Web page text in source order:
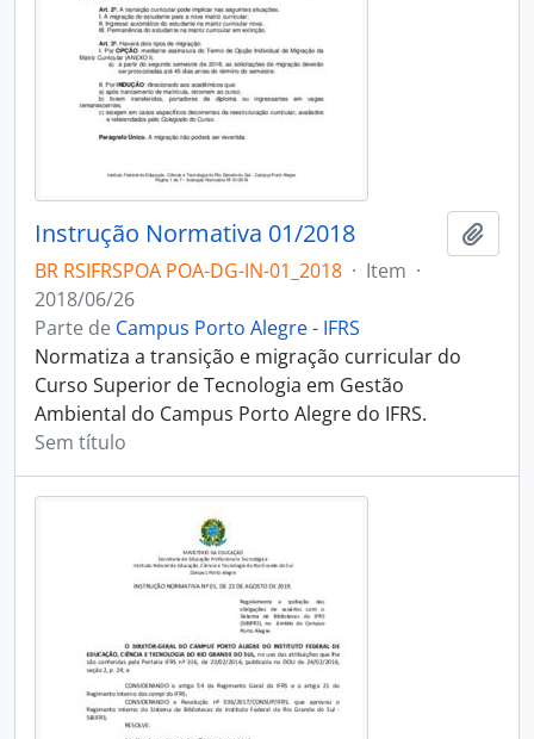
Instrução Normativa 01/2018
BR RSIFRSPOA POA-DG-IN-01_2018 · Item ·
2018/06/26
Parte de Campus Porto Alegre - IFRS
Normatiza a transição e migração curricular do
Curso Superior de Tecnologia em Gestão
Ambiental do Campus Porto Alegre do IFRS.
Sem título